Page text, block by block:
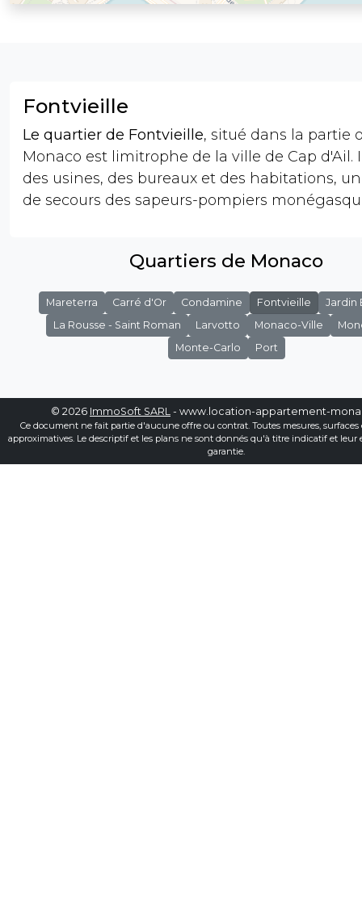
Fontvieille
Le quartier de Fontvieille, situé dans la partie
Monaco est limitrophe de la ville de Cap d'Ail.
des usines, des bureaux et des habitations,
de secours des sapeurs-pompiers
Quartiers de Monaco
Mareterra Carré d'Or Condamine Fontvieille
Jardin
La Rousse - Saint Roman
Larvotto Monaco-Ville
Monte-Carlo
Port
© 2026 ImmoSoft SARL - www.location-appartement-
Ce document ne fait partie d'aucune offre ou contrat. Toutes mesures, surfaces
approximatives. Le descriptif et les plans ne sont donnés qu'à titre indicatif et leur
garantie.